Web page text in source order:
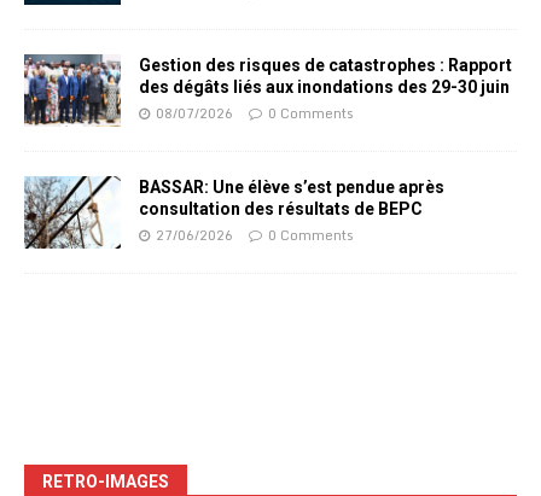
Gestion des risques de catastrophes : Rapport
des dégâts liés aux inondations des 29-30 juin
08/07/2026 0 Comments
BASSAR: Une élève s’est pendue après
consultation des résultats de BEPC
27/06/2026 0 Comments
RETRO-IMAGES